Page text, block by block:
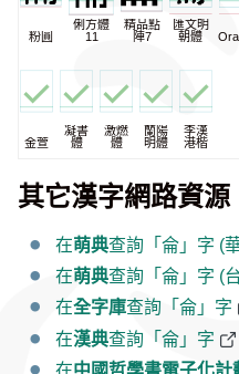
粉圓
俐方體
11
精品點
陣7
匯文明
朝體
金萱
凝書
體
激燃
體
蘭陽
明體
李漢
港楷
其它漢字網路資源
在萌典查詢「侖」字 (
在萌典查詢「侖」字 (
在全字庫查詢「侖」字
在漢典查詢「侖」字
在中國哲學書電子化計